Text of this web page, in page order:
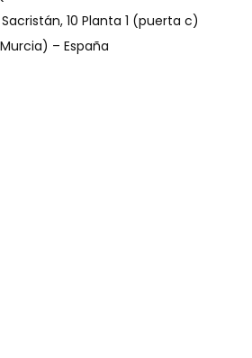
10 Planta 1 (puerta c)
– España